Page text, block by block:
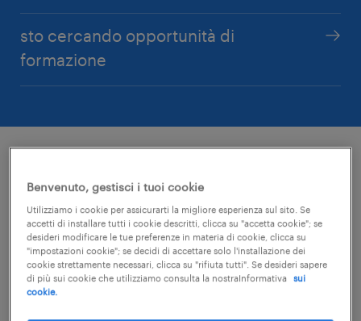
sto cercando opportunità di
formazione
Benvenuto, gestisci i tuoi cookie
Utilizziamo i cookie per assicurarti la migliore esperienza sul sito. Se
accetti di installare tutti i cookie descritti, clicca su "accetta cookie"; se
desideri modificare le tue preferenze in materia di cookie, clicca su
"impostazioni cookie"; se decidi di accettare solo l'installazione dei
cookie strettamente necessari, clicca su "rifiuta tutti". Se desideri sapere
di più sui cookie che utilizziamo consulta la nostraInformativa
sui
cookie.